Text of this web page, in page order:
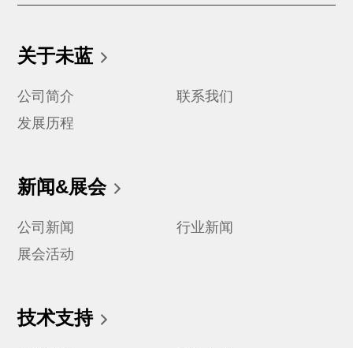
关于未蓝
公司简介
联系我们
发展历程
新闻&展会
公司新闻
行业新闻
展会活动
技术支持